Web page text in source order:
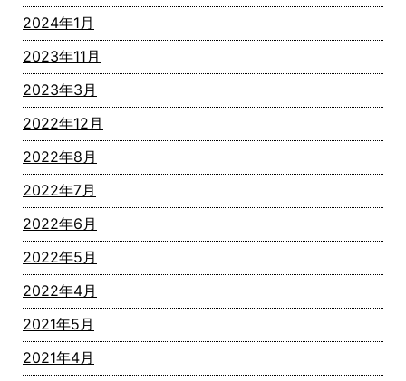
2024年1月
2023年11月
2023年3月
2022年12月
2022年8月
2022年7月
2022年6月
2022年5月
2022年4月
2021年5月
2021年4月